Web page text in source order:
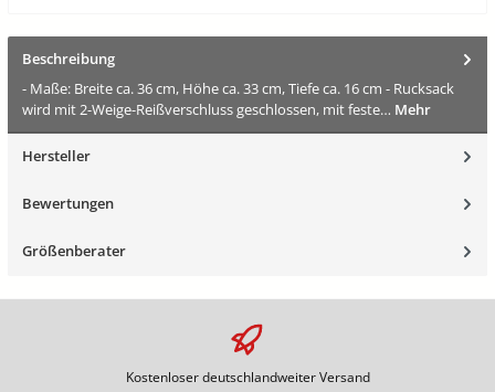
Beschreibung
- Maße: Breite ca. 36 cm, Höhe ca. 33 cm, Tiefe ca. 16 cm - Rucksack
wird mit 2-Weige-Reißverschluss geschlossen, mit feste… Mehr
Hersteller
Bewertungen
Größenberater
Kostenloser deutschlandweiter Versand